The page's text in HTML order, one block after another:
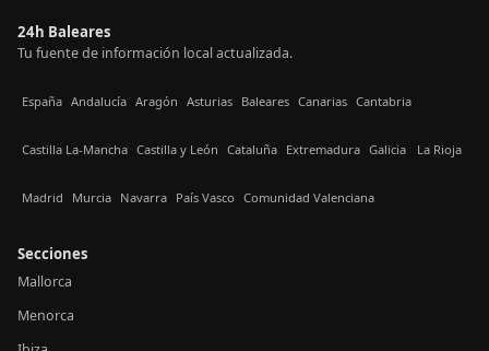
24h Baleares
Tu fuente de información local actualizada.
España Andalucía Aragón Asturias Baleares Canarias Cantabria
Castilla La-Mancha Castilla y León Cataluña Extremadura Galicia La Rioja
Madrid Murcia Navarra País Vasco Comunidad Valenciana
Secciones
Mallorca
Menorca